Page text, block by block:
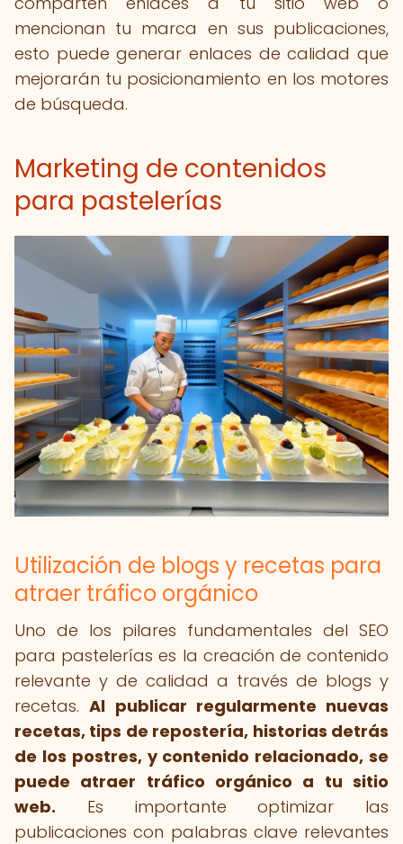
mencionan tu marca en sus publicaciones,
esto puede generar enlaces de calidad que
mejorarán tu posicionamiento en los motores
de búsqueda.
Marketing de contenidos
para pastelerías
Utilización de blogs y recetas para
atraer tráfico orgánico
Uno de los pilares fundamentales del SEO
para pastelerías es la creación de contenido
relevante y de calidad a través de blogs y
recetas.Al publicar regularmente nuevas
recetas, tips de repostería, historias detrás
de los postres, y contenido relacionado, se
puede atraer tráfico orgánico a tu sitio
web. Es importante optimizar las
publicaciones con palabras clave relevantes